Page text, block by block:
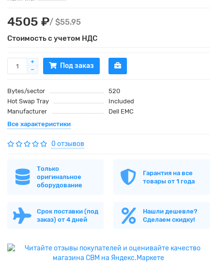
4505 ₽/ $55.95
Стоимость с учетом НДС
Под заказ
Bytes/sector
520
Hot Swap Tray
Included
Manufacturer
Dell EMC
Все характеристики
0 отзывов
Только
оригинальное
оборудование
Гарантия на все
товары от 1 года
Срок поставки (под
заказ) от 4 дней
Нашли дешевле?
Сделаем скидку!